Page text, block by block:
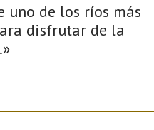
uno de los ríos más
disfrutar de la